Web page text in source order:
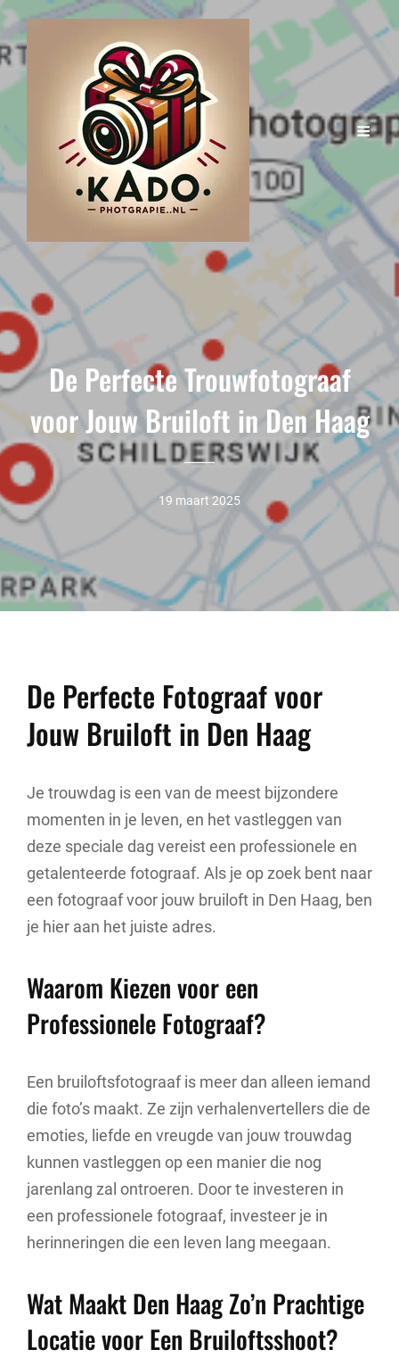
De Perfecte Trouwfotograaf
voor Jouw Bruiloft in Den Haag
19 maart 2025
De Perfecte Fotograaf voor
Jouw Bruiloft in Den Haag
Je trouwdag is een van de meest bijzondere
momenten in je leven, en het vastleggen van
deze speciale dag vereist een professionele en
getalenteerde fotograaf. Als je op zoek bent naar
een fotograaf voor jouw bruiloft in Den Haag, ben
je hier aan het juiste adres.
Waarom Kiezen voor een
Professionele Fotograaf?
Een bruiloftsfotograaf is meer dan alleen iemand
die foto’s maakt. Ze zijn verhalenvertellers die de
emoties, liefde en vreugde van jouw trouwdag
kunnen vastleggen op een manier die nog
jarenlang zal ontroeren. Door te investeren in
een professionele fotograaf, investeer je in
herinneringen die een leven lang meegaan.
Wat Maakt Den Haag Zo’n Prachtige
Locatie voor Een Bruiloftsshoot?